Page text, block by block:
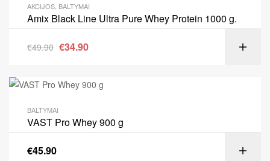
AKCIJOS BALTYMAI
Amix Black Line Ultra Pure Whey Protein 1000 g.
€49.90 €34.90
BALTYMAI
VAST Pro Whey 900 g
€45.90